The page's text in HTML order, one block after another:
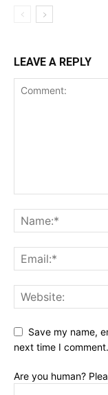
LEAVE A REPLY
Save my name,
next time I comment.
Are you human?